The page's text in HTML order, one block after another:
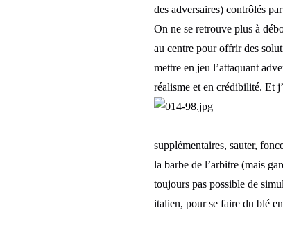
des adversaires) contrôlés
On ne se retrouve plus à
au centre pour offrir des
mettre en jeu l’attaquant
réalisme et en crédibilité. Et
supplémentaires, sauter,
la barbe de l’arbitre (mais
toujours pas possible de
italien, pour se faire du blé